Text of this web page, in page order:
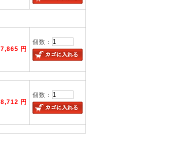
7,865 円
個数：
8,712 円
個数：